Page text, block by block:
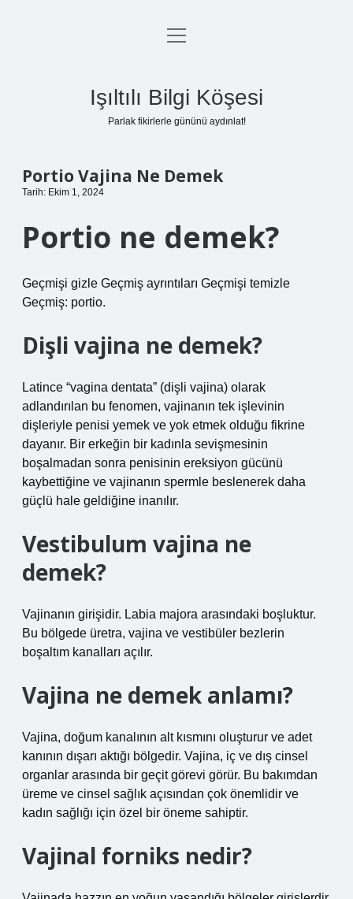
Anasayfa
Yasal Uyarı
menüyü
Işıltılı Bilgi Köşesi
Parlak fikirlerle gününü aydınlat!
Portio Vajina Ne Demek
Tarih: Ekim 1, 2024
Portio ne demek?
Geçmişi gizle Geçmiş ayrıntıları Geçmişi temizle
Geçmiş: portio.
Dişli vajina ne demek?
Latince “vagina dentata” (dişli vajina) olarak
adlandırılan bu fenomen, vajinanın tek işlevinin
dişleriyle penisi yemek ve yok etmek olduğu fikrine
dayanır. Bir erkeğin bir kadınla sevişmesinin
boşalmadan sonra penisinin ereksiyon gücünü
kaybettiğine ve vajinanın spermle beslenerek daha
güçlü hale geldiğine inanılır.
Vestibulum vajina ne
demek?
Vajinanın girişidir. Labia majora arasındaki boşluktur.
Bu bölgede üretra, vajina ve vestibüler bezlerin
boşaltım kanalları açılır.
Vajina ne demek anlamı?
Vajina, doğum kanalının alt kısmını oluşturur ve adet
kanının dışarı aktığı bölgedir. Vajina, iç ve dış cinsel
organlar arasında bir geçit görevi görür. Bu bakımdan
üreme ve cinsel sağlık açısından çok önemlidir ve
kadın sağlığı için özel bir öneme sahiptir.
Vajinal forniks nedir?